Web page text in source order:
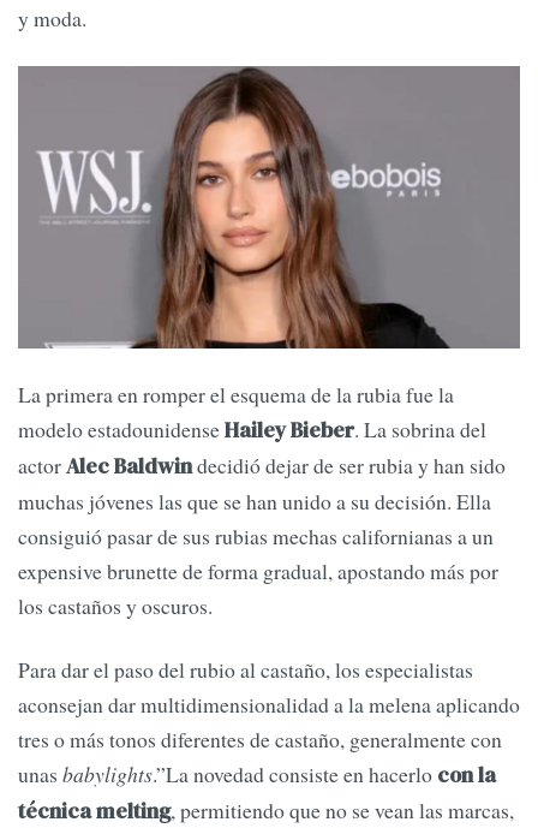
y moda.
La primera en romper el esquema de la rubia fue la
modelo estadounidenseHailey Bieber. La sobrina del
actorAlec Baldwindecidió dejar de ser rubia y han sido
muchas jóvenes las que se han unido a su decisión. Ella
consiguió pasar de sus rubias mechas californianas a un
expensive brunette de forma gradual, apostando más por
los castaños y oscuros.
Para dar el paso del rubio al castaño, los especialistas
aconsejan dar multidimensionalidad a la melena aplicando
tres o más tonos diferentes de castaño, generalmente con
unas babylights.”La novedad consiste en hacerlo con la
técnica melting, permitiendo que no se vean las marcas,